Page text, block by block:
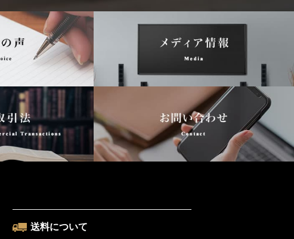
送料について